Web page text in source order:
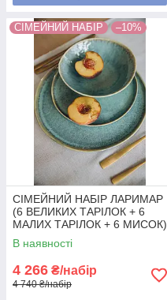
СІМЕЙНИЙ НАБІР –10%
СІМЕЙНИЙ НАБІР ЛАРИМАР
(6 ВЕЛИКИХ ТАРІЛОК + 6
МАЛИХ ТАРІЛОК + 6 МИСОК)
В наявності
4 266 ₴/набір
4 740 ₴/набір